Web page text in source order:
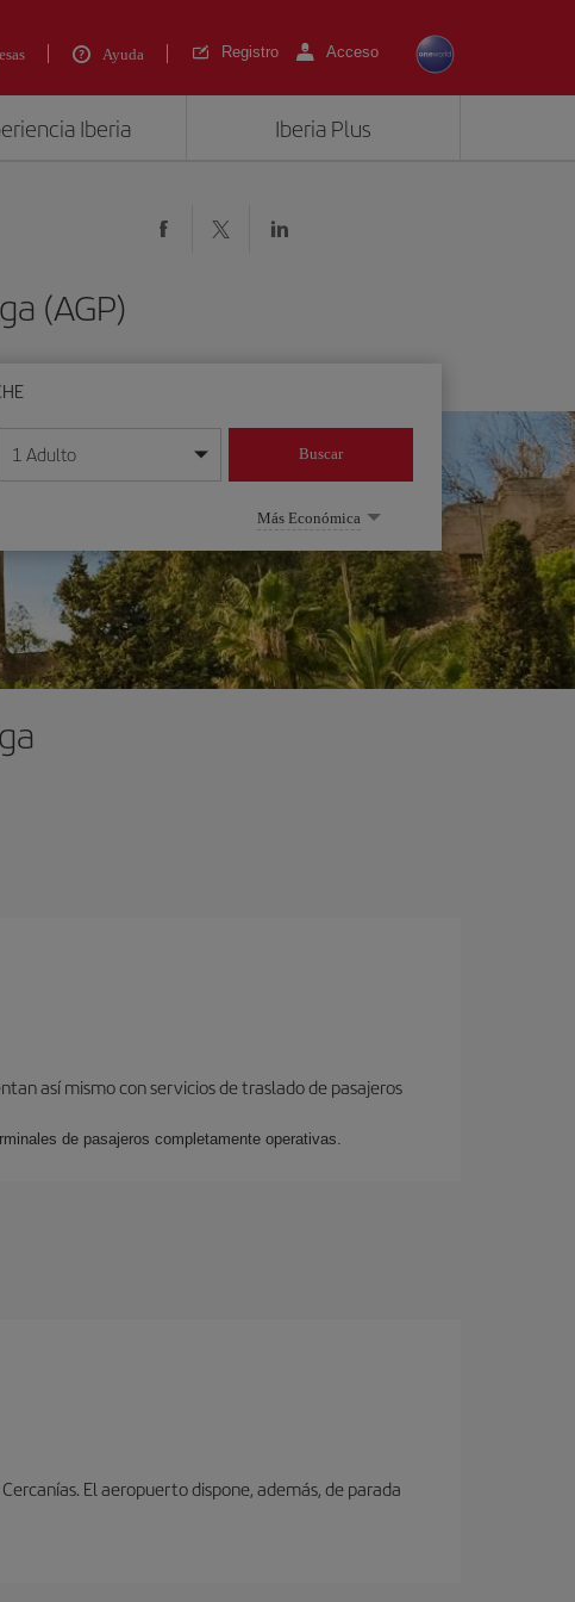
Ayuda Registro Acceso
Iberia Iberia Plus
(AGP)
día/mes/año
1 Adulto Buscar
Más Económica
así mismo con servicios de traslado de pasajeros
de pasajeros completamente operativas.
El aeropuerto dispone, además, de parada